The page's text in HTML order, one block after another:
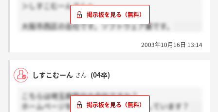
＞しすこむーんさんへ
大阪市西区の会社です。ソフトウェア業です。
2003年10月16日 13:14
しすこむーん さん (04卒)
こちらは埼玉県熊谷の会社ですか？
ホームページを見たのですが、今募集しています？